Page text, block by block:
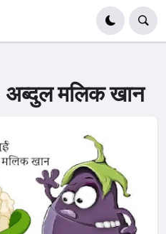
अब्दुल मलिक खान